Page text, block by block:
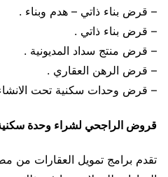
– قرض بناء ذاتي – هدم وبناء .
– قرض بناء ذاتي .
– قرض منتج سداد المديونية .
– قرض الرهن العقاري .
– قرض وحدات سكنية تحت
قروض الراجحي لشراء وحدة
تقدم برامج تمويل العقارات من